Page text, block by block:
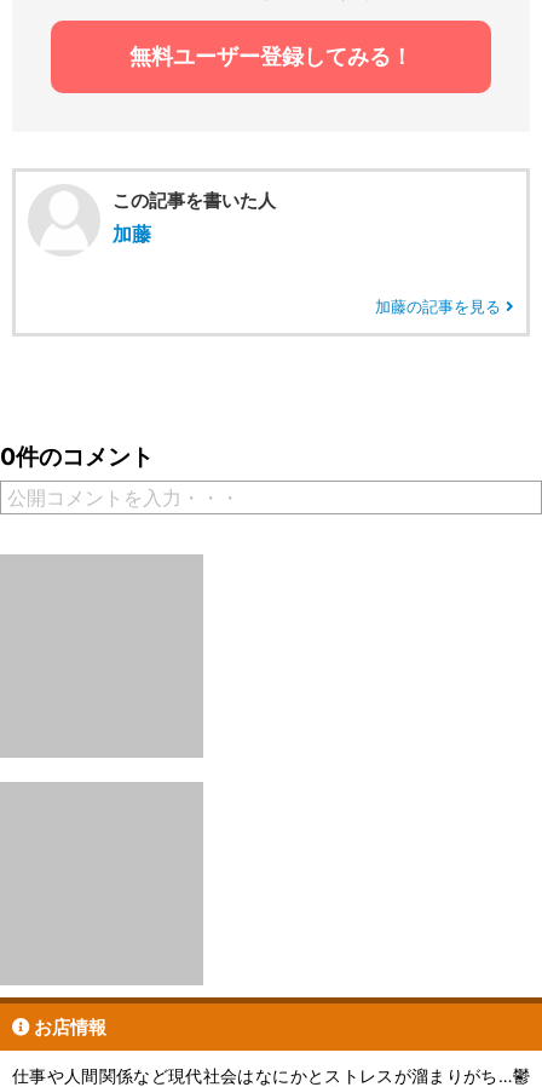
無料ユーザー登録してみる！
この記事を書いた人
加藤
加藤の記事を見る
0件のコメント
公開コメントを入力・・・
お店情報
仕事や人間関係など現代社会はなにかとストレスが溜まりがち…鬱